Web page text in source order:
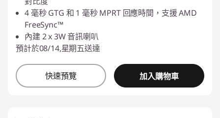
4 毫秒 GTG 和 1 毫秒 MPRT 回應時間，支援 AMD
FreeSync™
內建 2 x 3W 音訊喇叭
預計於08/14,星期五送達
快速預覽 加入購物車